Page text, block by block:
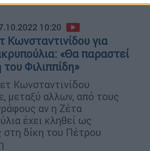
10:20
Κωνσταντινίδου για
«Θα παραστεί
Φιλιππίδη»
Κωνσταντινίδου
μεταξύ αλλων, από τους
αν η Ζέτα
έχει κληθεί ως
στη δίκη του Πέτρου